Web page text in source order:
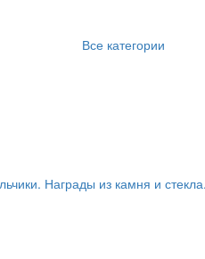
Все категории
Награды из камня и